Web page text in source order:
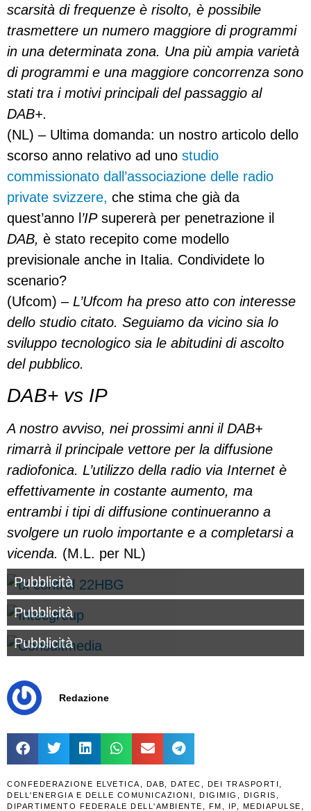
scarsità di frequenze è risolto, è possibile
trasmettere un numero maggiore di programmi
in una determinata zona. Una più ampia varietà
di programmi e una maggiore concorrenza sono
stati tra i motivi principali del passaggio al
DAB+.
(NL) – Ultima domanda: un nostro articolo dello
scorso anno relativo ad uno studio
commissionato dall’associazione delle radio
private svizzere, che stima che già da
quest’anno l ’IPsupererà per penetrazione il
DAB, è stato recepito come modello
previsionale anche in Italia. Condividete lo
scenario?
(Ufcom) –L’Ufcom ha preso atto con interesse
dello studio citato. Seguiamo da vicino sia lo
sviluppo tecnologico sia le abitudini di ascolto
del pubblico.
DAB+ vs IP
A nostro avviso, nei prossimi anni il DAB+
rimarrà il principale vettore per la diffusione
radiofonica. L’utilizzo della radio via Internet è
effettivamente in costante aumento, ma
entrambi i tipi di diffusione continueranno a
svolgere un ruolo importante e a completarsi a
vicenda. (M.L. per NL)
Pubblicità
Pubblicità
Pubblicità
Redazione
CONFEDERAZIONE ELVETICA DAB DATEC DEI TRASPORTI
DELL'ENERGIA E DELLE COMUNICAZIONI
DIGIMIG DIGRIS
DIPARTIMENTO FEDERALE DELL'AMBIENTE
FM IP MEDIAPULSE